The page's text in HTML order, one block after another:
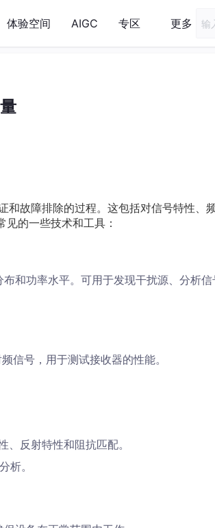
体验空间 AIGC 专区 更多
和故障排除的过程。这包括对信号特性、
的一些技术和工具：
和功率水平。可用于发现干扰源、分析信
信号，用于测试接收器的性能。
、反射特性和阻抗匹配。
析。